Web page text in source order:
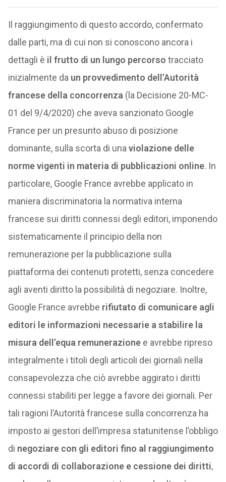
Il raggiungimento di questo accordo, confermato
dalle parti, ma di cui non si conoscono ancora i
dettagli è il frutto di un lungo percorso tracciato
inizialmente da un provvedimento dell’Autorità
francese della concorrenza (la Decisione 20-MC-
01 del 9/4/2020) che aveva sanzionato Google
France per un presunto abuso di posizione
dominante, sulla scorta di una violazione delle
norme vigenti in materia di pubblicazioni online. In
particolare, Google France avrebbe applicato in
maniera discriminatoria la normativa interna
francese sui diritti connessi degli editori, imponendo
sistematicamente il principio della non
remunerazione per la pubblicazione sulla
piattaforma dei contenuti protetti, senza concedere
agli aventi diritto la possibilità di negoziare. Inoltre,
Google France avrebbe rifiutato di comunicare agli
editori le informazioni necessarie a stabilire la
misura dell’equa remunerazione e avrebbe ripreso
integralmente i titoli degli articoli dei giornali nella
consapevolezza che ciò avrebbe aggirato i diritti
connessi stabiliti per legge a favore dei giornali. Per
tali ragioni l’Autorità francese sulla concorrenza ha
imposto ai gestori dell’impresa statunitense l’obbligo
di negoziare con gli editori fino al raggiungimento
di accordi di collaborazione e cessione dei diritti,